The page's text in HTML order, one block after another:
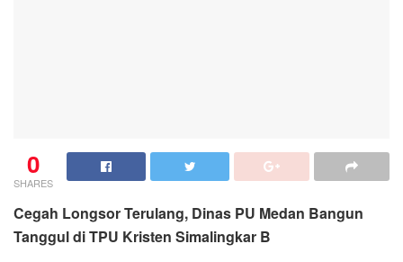
0
SHARES
Cegah Longsor Terulang, Dinas PU Medan Bangun
Tanggul di TPU Kristen Simalingkar B